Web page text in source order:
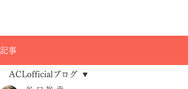
記事
ACLofficialブログ